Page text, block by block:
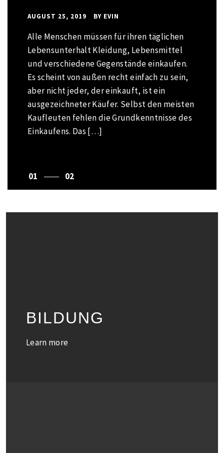
AUGUST 25, 2019 BY EVIN
Alle Menschen müssen für ihren täglichen
Lebensunterhalt Kleidung, Lebensmittel
und verschiedene Gegenstände einkaufen.
Es scheint von außen recht einfach zu sein,
aber nicht jeder, der einkauft, ist ein
ausgezeichneter Käufer. Selbst den meisten
Kaufleuten fehlen die Grundkenntnisse des
Einkaufens. Das […]
AUGUST 22, 2019 BYEVIN
Einkaufen ist die Aktivität, bei der Menschen
verschiedene Arten von Waren und
Dienstleistungen durchsuchen, die von den
Einzelhändlern angeboten werden, und
unter ihnen die beste Auswahl an Waren und
Dienstleistungen auswählen. Da es
verschiedene Verbraucher gibt, können sie
1 2
BILDUNG
Learn more